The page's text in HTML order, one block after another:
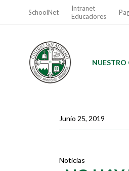
SchoolNet
Intranet
Educadores
NUESTRO
Junio 25, 2019
Noticias